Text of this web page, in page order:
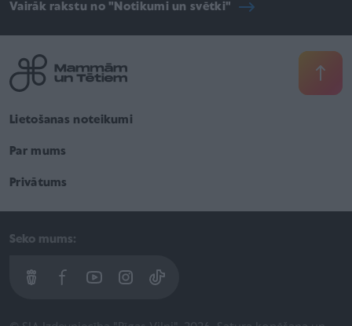
Vairāk rakstu no "Notikumi un svētki"
Lietošanas noteikumi
Par mums
Privātums
Seko mums: